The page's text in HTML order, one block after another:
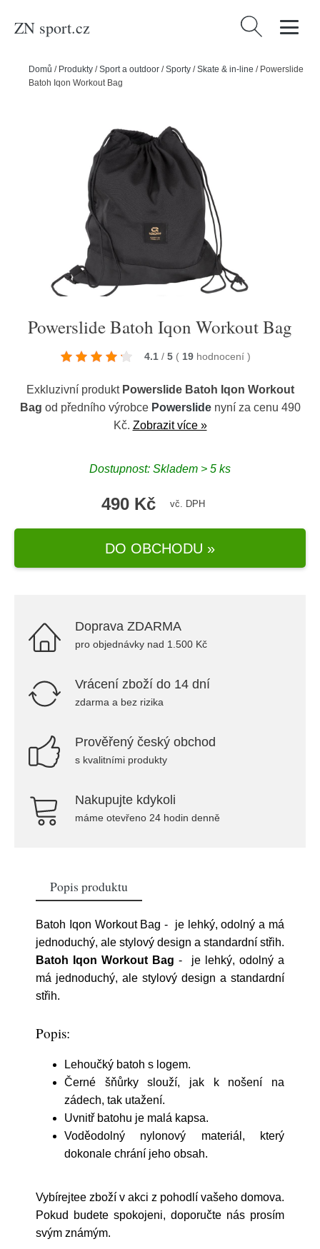
ZN sport.cz Vyhledávání
Domů / Produkty /Sport a outdoor /Sporty /Skate & in-line / Powerslide
Batoh Iqon Workout Bag
Powerslide Batoh Iqon Workout Bag
4.1 / 5 ( 19 hodnocení )
Exkluzivní produkt Powerslide Batoh Iqon Workout
Bag od předního výrobce Powerslidenyní za cenu 490
Kč. Zobrazit více »
Dostupnost: Skladem > 5 ks
490 Kč vč. DPH
DO OBCHODU »
Doprava ZDARMA
pro objednávky nad 1.500 Kč
Vrácení zboží do 14 dní
zdarma a bez rizika
Prověřený český obchod
s kvalitními produkty
Nakupujte kdykoli
máme otevřeno 24 hodin denně
Popis produktu
Batoh Iqon Workout Bag - je lehký, odolný a má
jednoduchý, ale stylový design a standardní střih.
Batoh Iqon Workout Bag - je lehký, odolný a
má jednoduchý, ale stylový design a standardní
střih.
Popis:
Lehoučký batoh s logem.
Černé šňůrky slouží, jak k nošení na
zádech, tak utažení.
Uvnitř batohu je malá kapsa.
Voděodolný nylonový materiál, který
dokonale chrání jeho obsah.
Vybírejtee zboží v akci z pohodlí vašeho domova.
Pokud budete spokojeni, doporučte nás prosím
svým známým.